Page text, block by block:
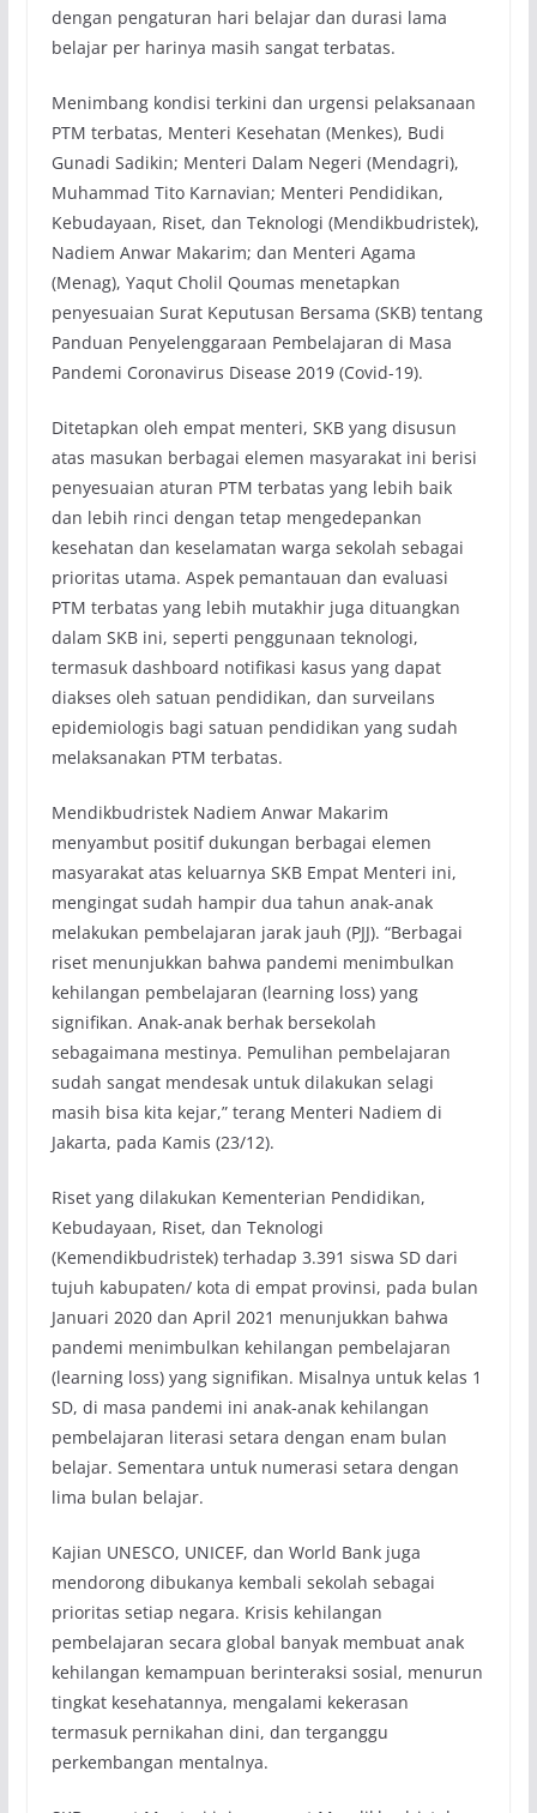
dengan pengaturan hari belajar dan durasi lama
belajar per harinya masih sangat terbatas.
Menimbang kondisi terkini dan urgensi pelaksanaan
PTM terbatas, Menteri Kesehatan (Menkes), Budi
Gunadi Sadikin; Menteri Dalam Negeri (Mendagri),
Muhammad Tito Karnavian; Menteri Pendidikan,
Kebudayaan, Riset, dan Teknologi (Mendikbudristek),
Nadiem Anwar Makarim; dan Menteri Agama
(Menag), Yaqut Cholil Qoumas menetapkan
penyesuaian Surat Keputusan Bersama (SKB) tentang
Panduan Penyelenggaraan Pembelajaran di Masa
Pandemi Coronavirus Disease 2019 (Covid-19).
Ditetapkan oleh empat menteri, SKB yang disusun
atas masukan berbagai elemen masyarakat ini berisi
penyesuaian aturan PTM terbatas yang lebih baik
dan lebih rinci dengan tetap mengedepankan
kesehatan dan keselamatan warga sekolah sebagai
prioritas utama. Aspek pemantauan dan evaluasi
PTM terbatas yang lebih mutakhir juga dituangkan
dalam SKB ini, seperti penggunaan teknologi,
termasuk dashboard notifikasi kasus yang dapat
diakses oleh satuan pendidikan, dan surveilans
epidemiologis bagi satuan pendidikan yang sudah
melaksanakan PTM terbatas.
Mendikbudristek Nadiem Anwar Makarim
menyambut positif dukungan berbagai elemen
masyarakat atas keluarnya SKB Empat Menteri ini,
mengingat sudah hampir dua tahun anak-anak
melakukan pembelajaran jarak jauh (PJJ). “Berbagai
riset menunjukkan bahwa pandemi menimbulkan
kehilangan pembelajaran (learning loss) yang
signifikan. Anak-anak berhak bersekolah
sebagaimana mestinya. Pemulihan pembelajaran
sudah sangat mendesak untuk dilakukan selagi
masih bisa kita kejar,” terang Menteri Nadiem di
Jakarta, pada Kamis (23/12).
Riset yang dilakukan Kementerian Pendidikan,
Kebudayaan, Riset, dan Teknologi
(Kemendikbudristek) terhadap 3.391 siswa SD dari
tujuh kabupaten/ kota di empat provinsi, pada bulan
Januari 2020 dan April 2021 menunjukkan bahwa
pandemi menimbulkan kehilangan pembelajaran
(learning loss) yang signifikan. Misalnya untuk kelas 1
SD, di masa pandemi ini anak-anak kehilangan
pembelajaran literasi setara dengan enam bulan
belajar. Sementara untuk numerasi setara dengan
lima bulan belajar.
Kajian UNESCO, UNICEF, dan World Bank juga
mendorong dibukanya kembali sekolah sebagai
prioritas setiap negara. Krisis kehilangan
pembelajaran secara global banyak membuat anak
kehilangan kemampuan berinteraksi sosial, menurun
tingkat kesehatannya, mengalami kekerasan
termasuk pernikahan dini, dan terganggu
perkembangan mentalnya.